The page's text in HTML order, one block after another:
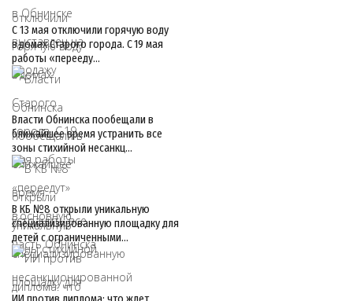
С 13 мая отключили горячую воду
в домах Старого города. С 19 мая
работы «перееду…
Власти Обнинска пообещали в
ближайшее время устранить все
зоны стихийной несанкц…
В КБ №8 открыли уникальную
специализированную площадку для
детей с ограниченными…